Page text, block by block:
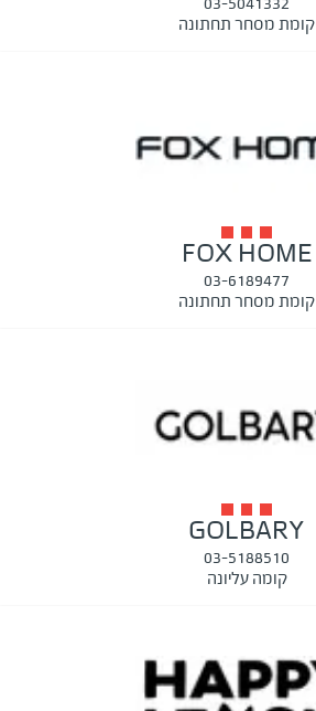
קומת מסחר תחתונה
FOX HOME
03-6189477
קומת מסחר תחתונה
GOLBARY
03-5188510
קומה עליונה